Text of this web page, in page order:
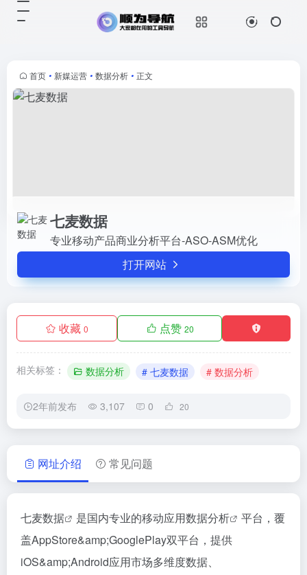
首页 • 新媒运营 • 数据分析 • 正文
七麦数据
专业移动产品商业分析平台-ASO-ASM优化
打开网站
收藏 0 点赞 20
相关标签： 数据分析 # 七麦数据 # 数据分析
2年前发布 3,107 0 20
网址介绍 常见问题
七麦数据 是国内专业的移动应用数据分析
平台，覆
盖AppStore&amp;GooglePlay双平台，提供
iOS&amp;Android应用市场多维度数据、